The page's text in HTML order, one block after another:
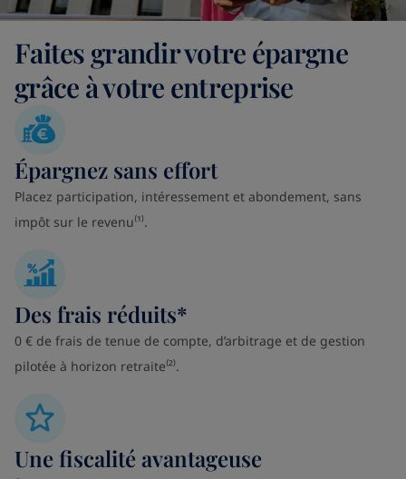
Faites grandir votre épargne
grâce à votre entreprise
Épargnez sans effort
Placez participation, intéressement et abondement, sans
impôt sur le revenu⁽¹⁾.
Des frais réduits*
0 € de frais de tenue de compte, d’arbitrage et de gestion
pilotée à horizon retraite⁽²⁾.
Une fiscalité avantageuse